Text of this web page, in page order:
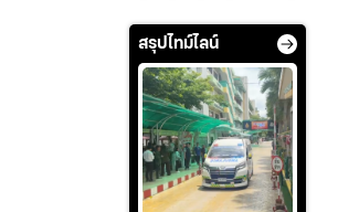
สรุปไทม์ไลน์